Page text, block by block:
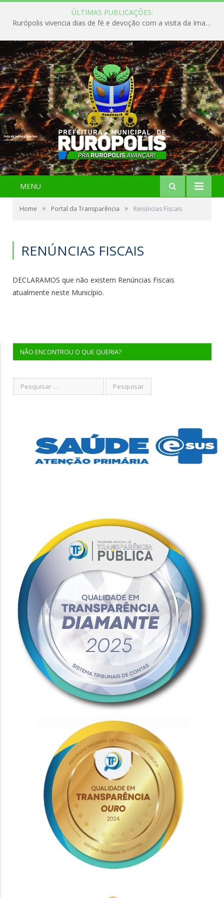
ÚLTIMAS PUBLICAÇÕES:
Rurópolis vivencia dias de fé e devoção com a visita da Imagem Peregrina de Nossa Senhora de Nazaré
MENU
Home » Portal da Transparência » Renúncias Fiscais
RENÚNCIAS FISCAIS
DECLARAMOS que não existem Renúncias Fiscais
atualmente neste Município.
NÃO ENCONTROU O QUE QUERIA?